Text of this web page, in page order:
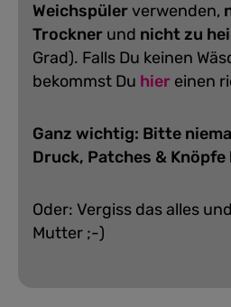
Weichspülerverwenden,
Trockner und nicht zu
Grad). Falls Du keinen
bekommst Du hier einen
Ganz wichtig: Bitte
Druck, Patches & Knöpfe
Oder: Vergiss das alles
Mutter ;-)